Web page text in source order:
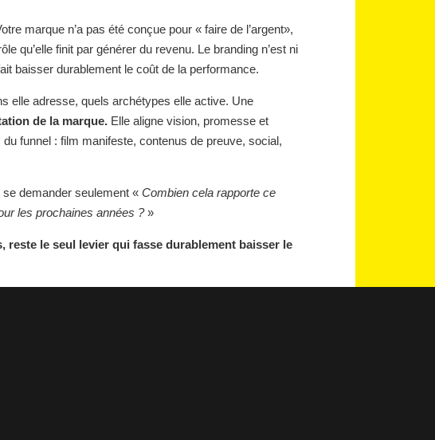
marque n’a pas été conçue pour « faire de l’argent»,
qu’elle finit par générer du revenu. Le branding n’est ni
baisser durablement le coût de la performance.
elle adresse, quels archétypes elle active. Une
de la marque. Elle aligne vision, promesse et
funnel : film manifeste, contenus de preuve, social,
se demander seulement « Combien cela rapporte ce
les prochaines années ?»
reste le seul levier qui fasse durablement baisser le